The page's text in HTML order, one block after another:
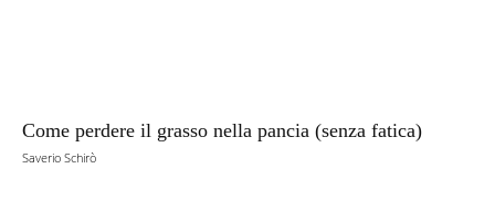
Come perdere il grasso nella pancia (senza fatica)
Saverio Schirò